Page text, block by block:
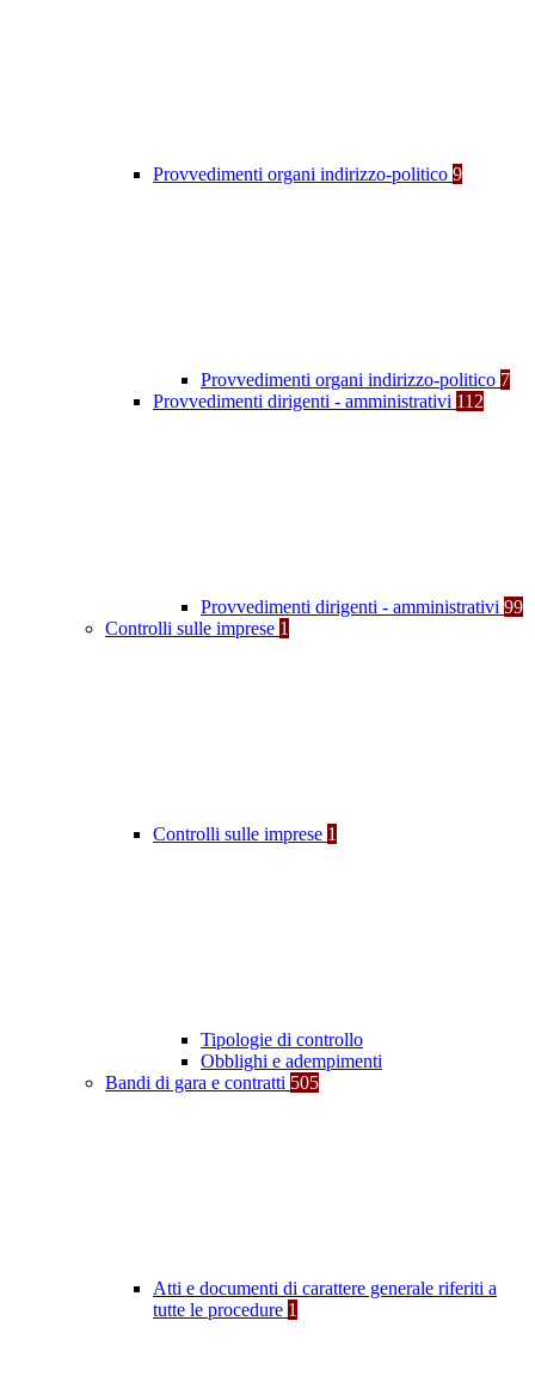
Provvedimenti organi indirizzo-politico 9
Provvedimenti organi indirizzo-politico 7
Provvedimenti dirigenti - amministrativi 112
Provvedimenti dirigenti - amministrativi 99
Controlli sulle imprese 1
Controlli sulle imprese 1
Tipologie di controllo
Obblighi e adempimenti
Bandi di gara e contratti 505
Atti e documenti di carattere generale riferiti a
tutte le procedure 1